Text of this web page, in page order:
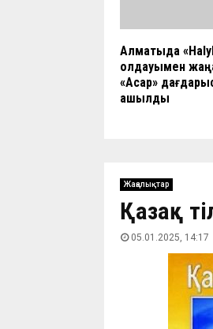
Алматыда
қолдауымен
«Асар»
ашылды
Жаңалықтар
Қазақ
05.01.2025, 14:17